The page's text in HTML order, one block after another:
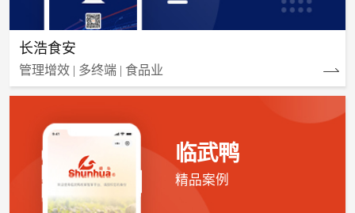
长浩食安
管理增效 | 多终端 | 食品业
临武鸭
精品案例